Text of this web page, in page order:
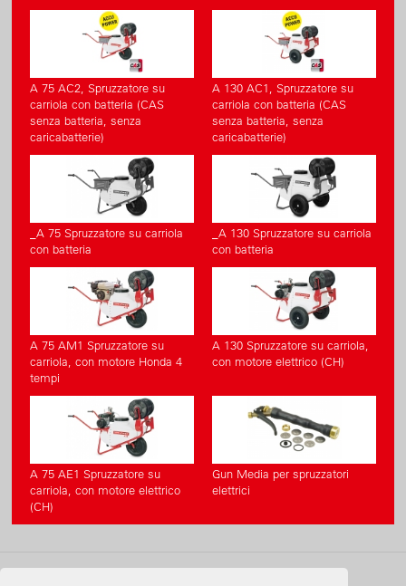
A 75 AC2, Spruzzatore su
carriola con batteria (CAS
senza batteria, senza
caricabatterie)
A 130 AC1, Spruzzatore su
carriola con batteria (CAS
senza batteria, senza
caricabatterie)
_A 75 Spruzzatore su carriola
con batteria
_A 130 Spruzzatore su carriola
con batteria
A 75 AM1 Spruzzatore su
carriola, con motore Honda 4
tempi
A 130 Spruzzatore su carriola,
con motore elettrico (CH)
A 75 AE1 Spruzzatore su
carriola, con motore elettrico
(CH)
Gun Media per spruzzatori
elettrici